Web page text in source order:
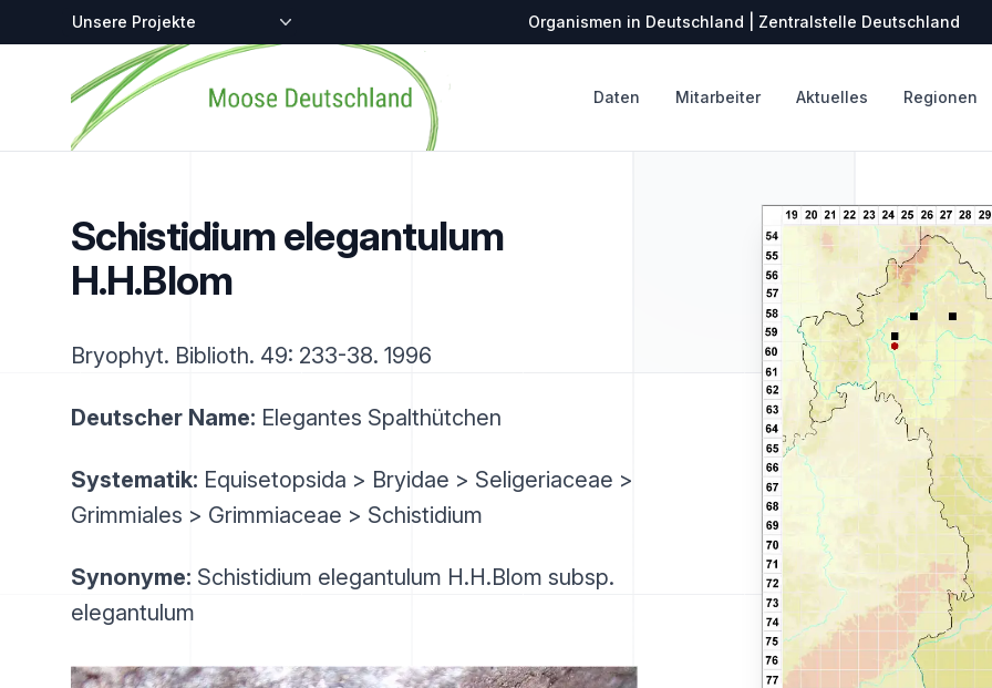
Zentralstellen-Projekte Organismen in Deutschland | Zentralstelle Deutschland
Startseite
Daten Mitarbeiter Aktuelles Regionen
Schistidium elegantulum
H.H.Blom
Bryophyt. Biblioth. 49: 233-38. 1996
Deutscher Name: Elegantes Spalthütchen
Systematik: Equisetopsida > Bryidae > Seligeriaceae >
Grimmiales > Grimmiaceae > Schistidium
Synonyme: Schistidium elegantulum H.H.Blom subsp.
elegantulum